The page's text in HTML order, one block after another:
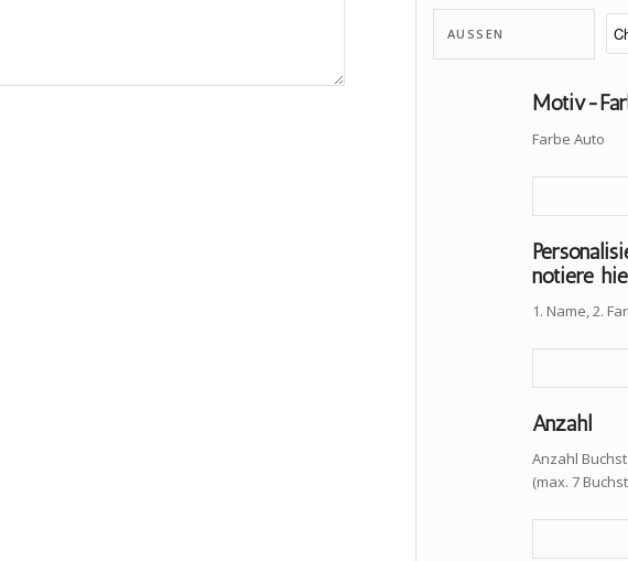
AUSSEN
Motiv-
Farbe Auto
notiere
1. Name, 2.
Anzahl
Anzahl
(max. 7